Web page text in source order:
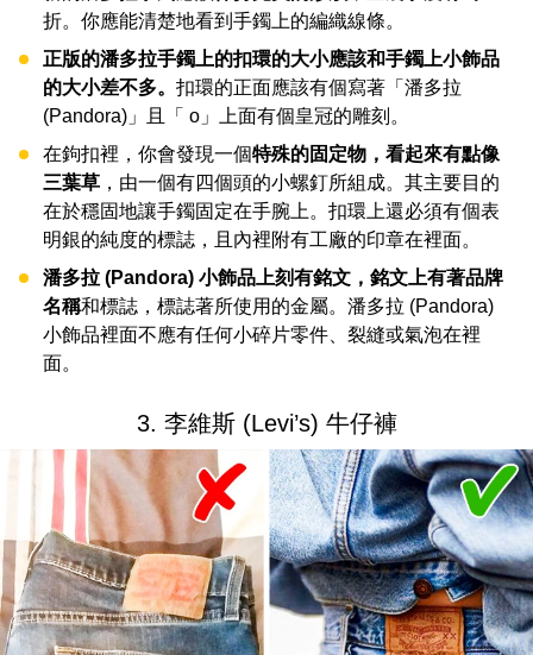
折。你應能清楚地看到手鐲上的編織線條。
正版的潘多拉手鐲上的扣環的大小應該和手鐲上小飾品
的大小差不多。 扣環的正面應該有個寫著「潘多拉
(Pandora)」且「 o」上面有個皇冠的雕刻。
在鉤扣裡，你會發現一個特殊的固定物，看起來有點像
三葉草 ，由一個有四個頭的小螺釘所組成。其主要目的
在於穩固地讓手鐲固定在手腕上。扣環上還必須有個表
明銀的純度的標誌，且內裡附有工廠的印章在裡面。
潘多拉 (Pandora) 小飾品上刻有銘文，銘文上有著品牌
名稱和標誌，標誌著所使用的金屬。潘多拉 (Pandora)
小飾品裡面不應有任何小碎片零件、裂縫或氣泡在裡
面。
3. 李維斯 (Levi’s) 牛仔褲